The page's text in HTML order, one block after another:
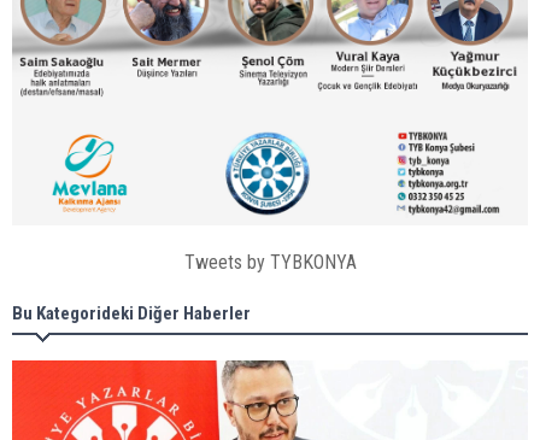
Tweets by TYBKONYA
Bu Kategorideki Diğer Haberler